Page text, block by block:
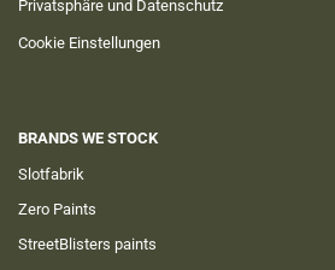
Privatsphäre und Datenschutz
Cookie Einstellungen
BRANDS WE STOCK
Slotfabrik
Zero Paints
StreetBlisters paints